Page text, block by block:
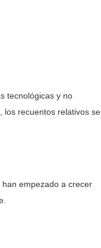
tecnológicas y no
los recuentos relativos se
empezado a crecer